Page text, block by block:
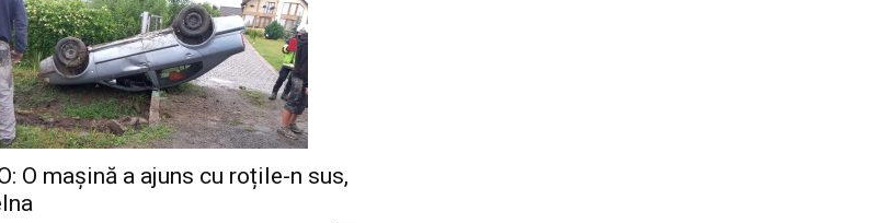
O mașină a ajuns cu roțile-n sus,